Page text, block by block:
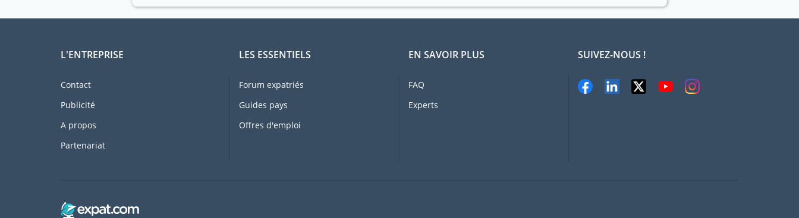
L'ENTREPRISE
Contact
Publicité
A propos
Partenariat
LES ESSENTIELS
Forum expatriés
Guides pays
Offres d'emploi
EN SAVOIR PLUS
FAQ
Experts
SUIVEZ-NOUS !